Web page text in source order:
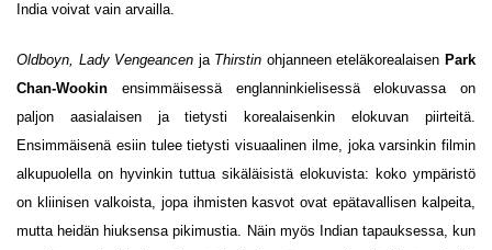
India voivat vain arvailla.
Oldboyn, Lady Vengeancen ja Thirstin ohjanneen eteläkorealaisen Park
Chan-Wookin ensimmäisessä englanninkielisessä elokuvassa on
paljon aasialaisen ja tietysti korealaisenkin elokuvan piirteitä.
Ensimmäisenä esiin tulee tietysti visuaalinen ilme, joka varsinkin filmin
alkupuolella on hyvinkin tuttua sikäläisistä elokuvista: koko ympäristö
on kliinisen valkoista, jopa ihmisten kasvot ovat epätavallisen kalpeita,
mutta heidän hiuksensa pikimustia. Näin myös Indian tapauksessa, kun